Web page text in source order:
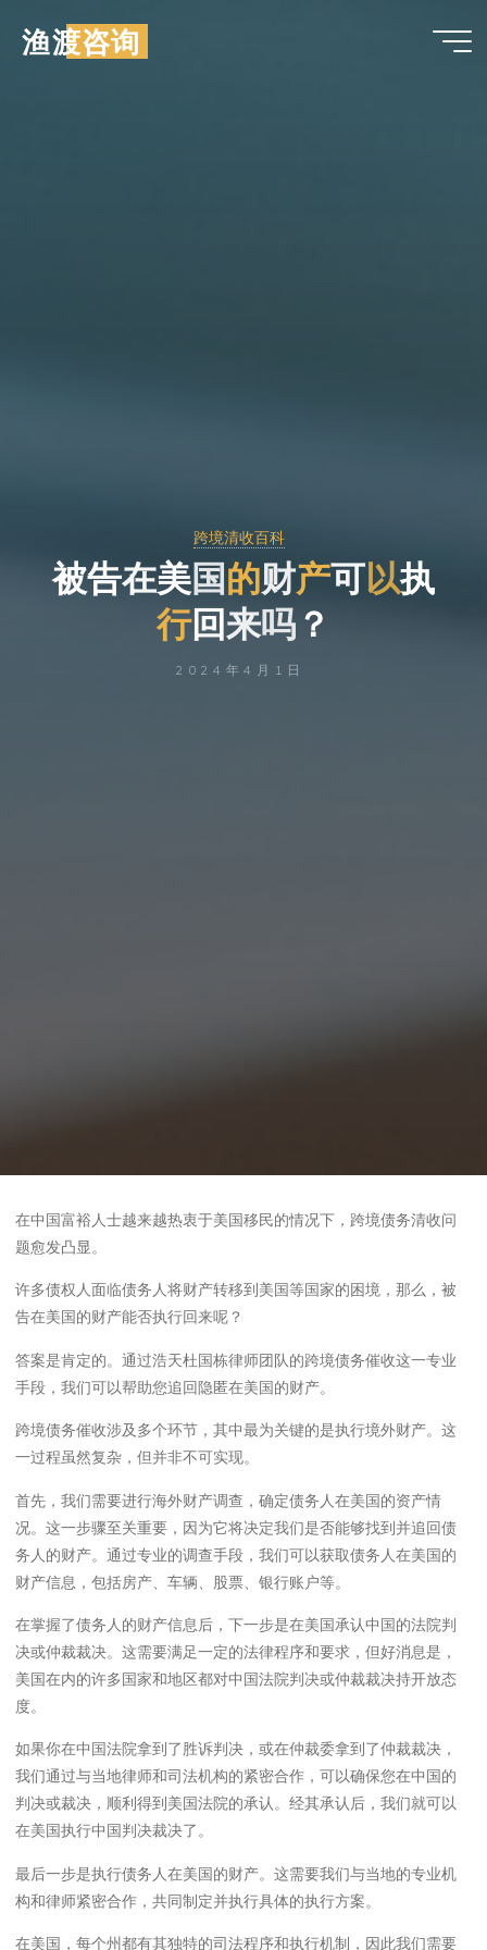
渔渡咨询
跨境清收百科
被告在美国的财产可以执
行回来吗？
2024年4月1日
在中国富裕人士越来越热衷于美国移民的情况下，跨境债务清收问
题愈发凸显。
许多债权人面临债务人将财产转移到美国等国家的困境，那么，被
告在美国的财产能否执行回来呢？
答案是肯定的。通过浩天杜国栋律师团队的跨境债务催收这一专业
手段，我们可以帮助您追回隐匿在美国的财产。
跨境债务催收涉及多个环节，其中最为关键的是执行境外财产。这
一过程虽然复杂，但并非不可实现。
首先，我们需要进行海外财产调查，确定债务人在美国的资产情
况。这一步骤至关重要，因为它将决定我们是否能够找到并追回债
务人的财产。通过专业的调查手段，我们可以获取债务人在美国的
财产信息，包括房产、车辆、股票、银行账户等。
在掌握了债务人的财产信息后，下一步是在美国承认中国的法院判
决或仲裁裁决。这需要满足一定的法律程序和要求，但好消息是，
美国在内的许多国家和地区都对中国法院判决或仲裁裁决持开放态
度。
如果你在中国法院拿到了胜诉判决，或在仲裁委拿到了仲裁裁决，
我们通过与当地律师和司法机构的紧密合作，可以确保您在中国的
判决或裁决，顺利得到美国法院的承认。经其承认后，我们就可以
在美国执行中国判决裁决了。
最后一步是执行债务人在美国的财产。这需要我们与当地的专业机
构和律师紧密合作，共同制定并执行具体的执行方案。
在美国，每个州都有其独特的司法程序和执行机制，因此我们需要